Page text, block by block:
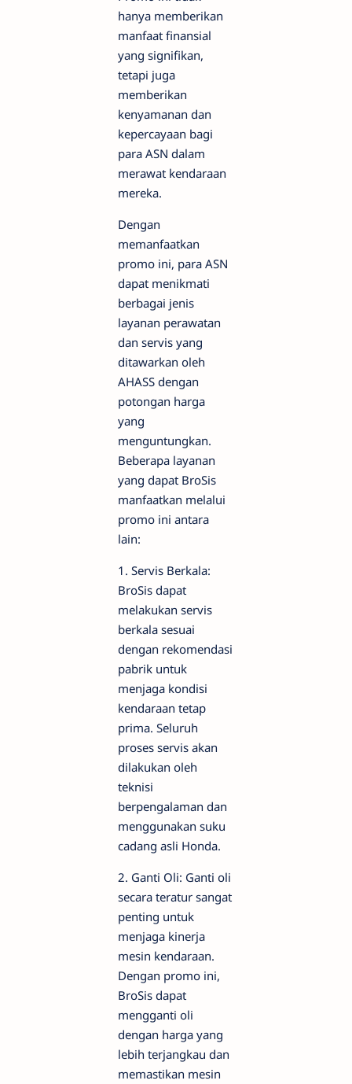
hanya memberikan
manfaat finansial
yang signifikan,
tetapi juga
memberikan
kenyamanan dan
kepercayaan bagi
para ASN dalam
merawat kendaraan
mereka.
Dengan
memanfaatkan
promo ini, para ASN
dapat menikmati
berbagai jenis
layanan perawatan
dan servis yang
ditawarkan oleh
AHASS dengan
potongan harga
yang
menguntungkan.
Beberapa layanan
yang dapat BroSis
manfaatkan melalui
promo ini antara
lain:
1. Servis Berkala:
BroSis dapat
melakukan servis
berkala sesuai
dengan rekomendasi
pabrik untuk
menjaga kondisi
kendaraan tetap
prima. Seluruh
proses servis akan
dilakukan oleh
teknisi
berpengalaman dan
menggunakan suku
cadang asli Honda.
2. Ganti Oli: Ganti oli
secara teratur sangat
penting untuk
menjaga kinerja
mesin kendaraan.
Dengan promo ini,
BroSis dapat
mengganti oli
dengan harga yang
lebih terjangkau dan
memastikan mesin